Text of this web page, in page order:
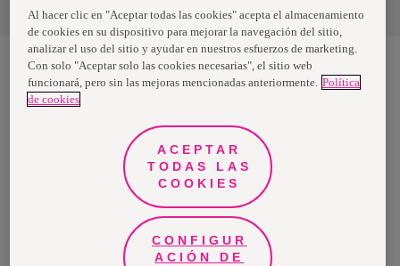
Nosotras, una marca de Essity - una compañía global líder en
higiene y salud. Cada día, mil millones de personas, en todo el
propósito es romper barreras por el bienestar en beneficio de
consumidores, pacientes, cuidadores, clientes y la sociedad en
general. Vendemos en aproximadamente 150 países bajo las
principales marcas globales TENA y Tork, así como otras marcas
como Actimove, Cutimed, JOBST, Knix, Leukoplast, Libero, Libresse,
Lotus, Modibodi, Nosotras, Saba, Tempo, TOM Organic y Zewa. En
2024, Essity tuvo ventas de aproximadamente 13 mil millones de
euros y empleó a 36,000 personas. La sede de la compañía está
ubicada en Estocolmo, Suecia, y Essity cotiza en Nasdaq Estocolmo.
Más información enwww.essity.com.
Al hacer clic en "Aceptar todas las cookies" acepta el almacenamiento
de cookies en su dispositivo para mejorar la navegación del sitio,
analizar el uso del sitio y ayudar en nuestros esfuerzos de marketing.
Con solo "Aceptar solo las cookies necesarias", el sitio web
funcionará, pero sin las mejoras mencionadas anteriormente. Política
de cookies
ACEPTAR
TODAS LAS
COOKIES
CONFIGUR
ACIÓN DE